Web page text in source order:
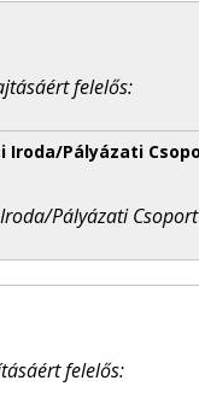
felelős:
Pályázati Csoport
felelős: